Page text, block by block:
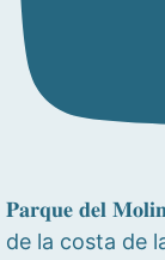
𝐏𝐚𝐫𝐪𝐮𝐞 𝐝𝐞𝐥
de la costa de